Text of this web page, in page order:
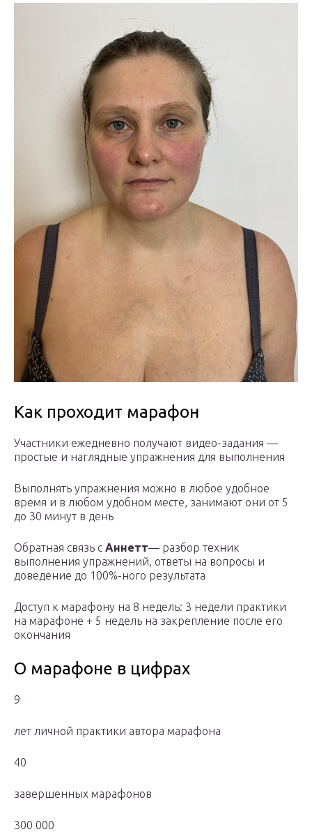
Как проходит марафон
Участники ежедневно получают видео-задания —
простые и наглядные упражнения для выполнения
Выполнять упражнения можно в любое удобное
время и в любом удобном месте, занимают они от 5
до 30 минут в день
Обратная связь с Аннетт— разбор техник
выполнения упражнений, ответы на вопросы и
доведение до 100%-ного результата
Доступ к марафону на 8 недель: 3 недели практики
на марафоне + 5 недель на закрепление после его
окончания
О марафоне в цифрах
9
лет личной практики автора марафона
40
завершенных марафонов
300 000